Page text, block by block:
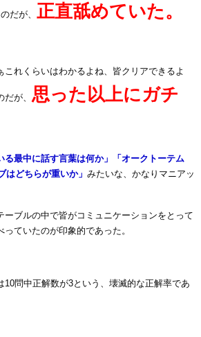
だが、 正直舐めていた。
これくらいはわかるよね、皆クリアできるよ
が、 思った以上にガチ
る最中に話す言葉は何か」「オークトーテム
はどちらが重いか」 みたいな、かなりマニアッ
ーブルの中で皆がコミュニケーションをとって
ていたのが印象的であった。
10問中正解数が3という、壊滅的な正解率であ